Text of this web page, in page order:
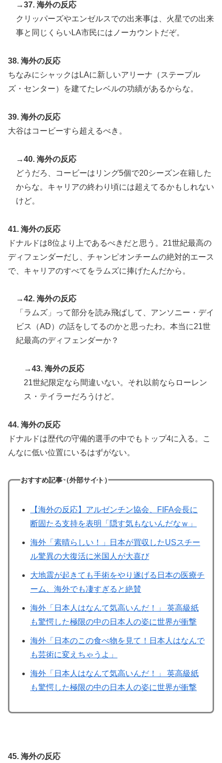
→37. 海外の反応
クリッパーズやエンゼルスでの出来事は、火星での出来
事と同じくらいLA市民にはノーカウントだぞ。
38. 海外の反応
ちなみにシャックはLAに新しいアリーナ（ステープル
ズ・センター）を建てたレベルの功績があるからな。
39. 海外の反応
大谷はコービーすら超えるべき。
→40. 海外の反応
どうだろ、コービーはリング5個で20シーズン在籍した
からな。キャリアの終わり頃には超えてるかもしれない
けど。
41. 海外の反応
ドナルドは8位より上であるべきだと思う。21世紀最高の
ディフェンダーだし、チャンピオンチームの絶対的エース
で、キャリアのすべてをラムズに捧げたんだから。
→42. 海外の反応
「ラムズ」って部分を読み飛ばして、アンソニー・デイ
ビス（AD）の話をしてるのかと思ったわ。本当に21世
紀最高のディフェンダーか？
→43. 海外の反応
21世紀限定なら間違いない。それ以前ならローレン
ス・テイラーだろうけど。
44. 海外の反応
ドナルドは歴代の守備的選手の中でもトップ4に入る。こ
んなに低い位置にいるはずがない。
おすすめ記事（外部サイト）
【海外の反応】アルゼンチン協会、FIFA会長に
断固たる支持を表明「隠す気もないんだなｗ」
海外「素晴らしい！」日本が買収したUSスチー
ル驚異の大復活に米国人が大喜び
大地震が起きても手術をやり遂げる日本の医療チ
ーム、海外でも凄すぎると絶賛
海外「日本人はなんて気高いんだ！」 英高級紙
も驚愕した極限の中の日本人の姿に世界が衝撃
海外「日本のこの食べ物を見て！日本人はなんで
も芸術に変えちゃうよ」
海外「日本人はなんて気高いんだ！」 英高級紙
も驚愕した極限の中の日本人の姿に世界が衝撃
45. 海外の反応